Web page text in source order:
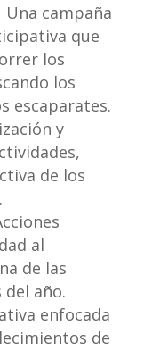
campaña
que
los
los
escaparates.
y
de los
al
de las
año.
enfocada
de